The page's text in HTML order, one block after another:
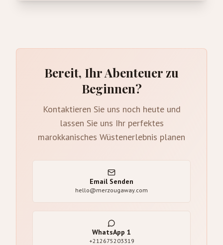
Bereit, Ihr Abenteuer zu
Beginnen?
Kontaktieren Sie uns noch heute und
lassen Sie uns Ihr perfektes
marokkanisches Wüstenerlebnis planen
Email Senden
hello@merzougaway.com
WhatsApp 1
+212675203319